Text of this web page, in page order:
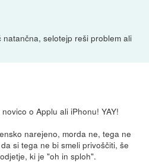
selotejp reši problem ali
o Applu ali iPhonu! YAY!
narejeno, morda ne, tega ne
si tega ne bi smeli privoščiti, še
ki je "oh in sploh".